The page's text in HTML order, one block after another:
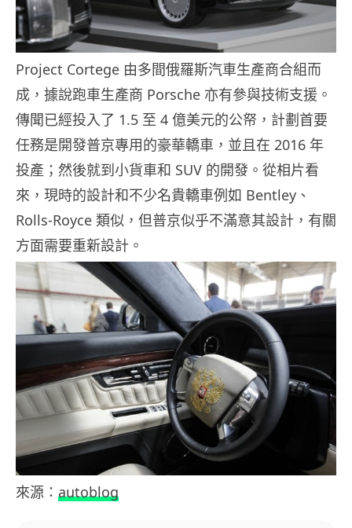
Project Cortege 由多間俄羅斯汽車生產商合組而
成，據說跑車生產商 Porsche 亦有參與技術支援。
傳聞已經投入了 1.5 至 4 億美元的公帑，計劃首要
任務是開發普京專用的豪華轎車，並且在 2016 年
投產；然後就到小貨車和 SUV 的開發。從相片看
來，現時的設計和不少名貴轎車例如 Bentley、
Rolls-Royce 類似，但普京似乎不滿意其設計，有關
方面需要重新設計。
來源： autoblog